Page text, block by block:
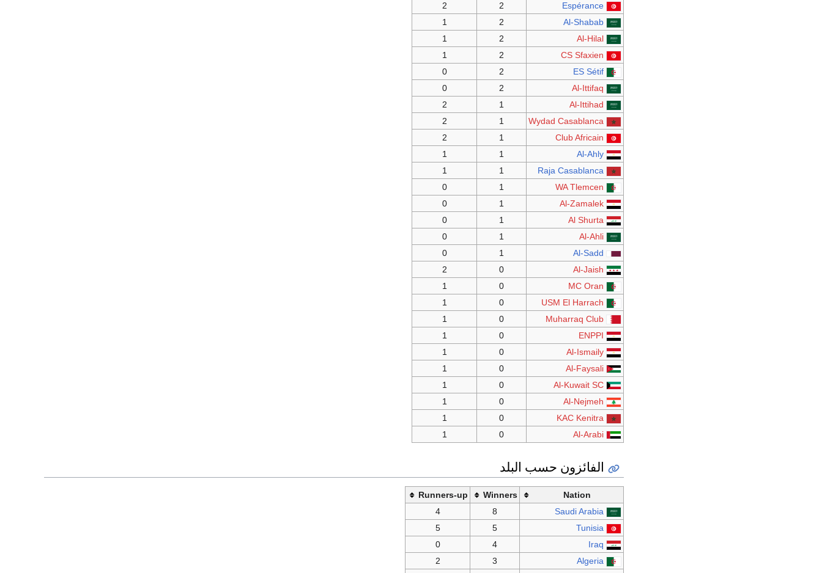
Espérance
2
2
Al-Shabab
2
1
Al-Hilal
2
1
CS Sfaxien
2
1
ES Sétif
2
0
Al-Ittifaq
2
0
Al-Ittihad
1
2
Wydad Casablanca
1
2
Club Africain
1
2
Al-Ahly
1
1
Raja Casablanca
1
1
WA Tlemcen
1
0
Al-Zamalek
1
0
Al Shurta
1
0
Al-Ahli
1
0
Al-Sadd
1
0
Al-Jaish
0
2
MC Oran
0
1
USM El Harrach
0
1
Muharraq Club
0
1
ENPPI
0
1
Al-Ismaily
0
1
Al-Faysali
0
1
Al-Kuwait SC
0
1
Al-Nejmeh
0
1
KAC Kenitra
0
1
Al-Arabi
0
1
الفائزون حسب البلد
Nation
Winners
Runners-up
Saudi Arabia
8
4
Tunisia
5
5
Iraq
4
0
Algeria
3
2